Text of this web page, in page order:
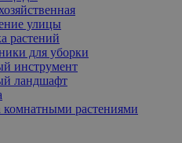
улицы
растений
для уборки
инструмент
ландшафт
комнатными растениями